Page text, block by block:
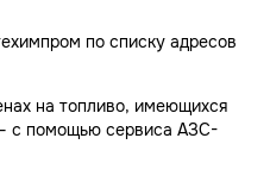
по списку адресов
на топливо, имеющихся
с помощью сервиса АЗС-